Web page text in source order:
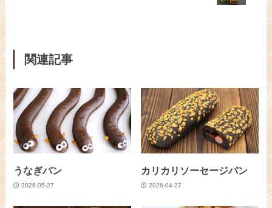
関連記事
うなぎパン
2026-05-27
カリカリソーセージパン
2026-04-27